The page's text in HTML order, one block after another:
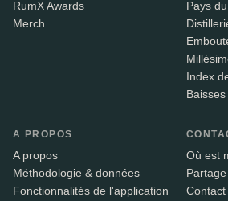
RumX Awards
Merch
Pays
Index
À PROPOS
A propos
Méthodologie & données
Fonctionnalités de l'application
Où est
Contact